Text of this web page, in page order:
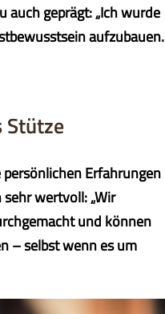
auch geprägt: „Ich wurde
aufzubauen.
Stütze
Erfahrungen
wertvoll: „Wir
und können
– selbst wenn es um